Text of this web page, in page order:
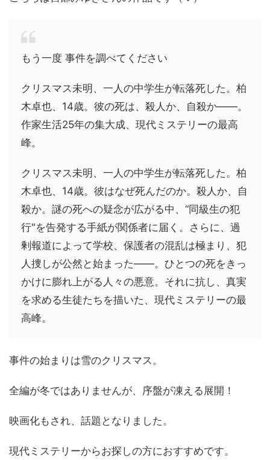
もう一度 事件を調べてください
クリスマス未明、一人の中学生が転落死した。柏
木卓也、14歳。彼の死は、殺人か、自殺か――。
作家生活25年の集大成、現代ミステリーの最高
峰。
クリスマス未明、一人の中学生が転落死した。柏
木卓也、14歳。彼はなぜ死んだのか。殺人か、自
殺か。謎の死への疑念が広がる中、“同級生の犯
行"を告発する手紙が関係者に届く。さらに、過
剰報道によって学校、保護者の混乱は極まり、犯
人捜しが公然と始まった――。ひとつの死をきっ
かけに膨れ上がる人々の悪意。それに抗し、真実
を求める生徒たちを描いた、現代ミステリーの最
高峰。
事件の始まりは雪のクリスマス。
全編が冬ではありませんが、序盤が凍える展開！
映画化もされ、話題となりました。
現代ミステリーからお探しの方におすすめです。